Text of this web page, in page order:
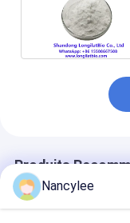
Produits
Nancylee